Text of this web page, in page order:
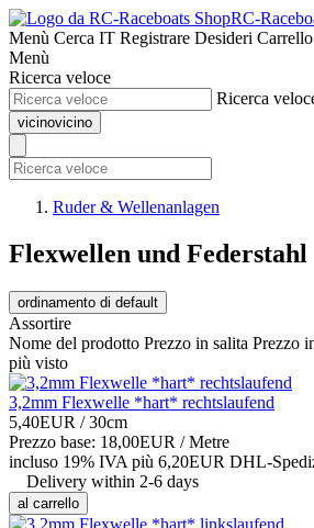
RC-
Menù Cerca IT Registrare Desideri Carrello
Menù
Ricerca veloce
Ricerca
vicinovicino
Ruder & Wellenanlagen
Flexwellen und Federstahl
ordinamento di default
Assortire
Nome del prodotto Prezzo in salita Prezzo
più visto
3,2mm Flexwelle *hart* rechtslaufend
5,40EUR / 30cm
Prezzo base: 18,00EUR /Metre
incluso 19% IVA più 6,20EUR DHL-
Delivery within 2-6 days
al carrello